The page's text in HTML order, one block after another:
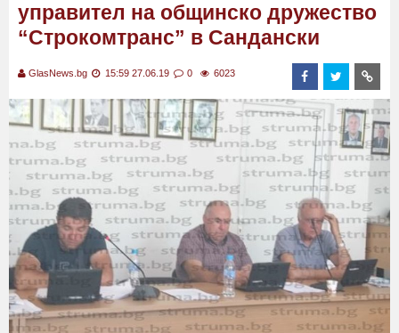
управител на общинско дружество
“Строкомтранс” в Сандански
GlasNews.bg 15:59 27.06.19 0 6023